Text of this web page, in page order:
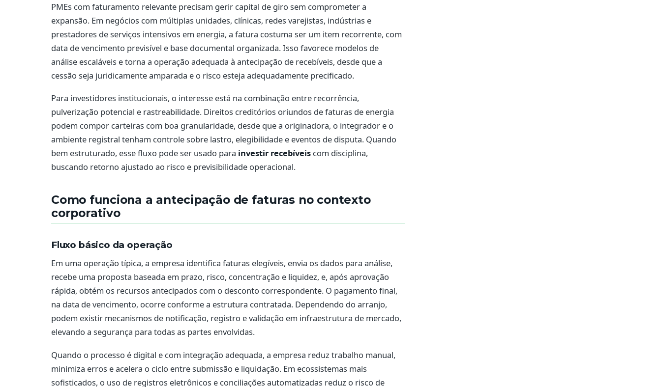
PMEs com faturamento relevante precisam gerir capital de giro sem comprometer a
expansão. Em negócios com múltiplas unidades, clínicas, redes varejistas, indústrias e
prestadores de serviços intensivos em energia, a fatura costuma ser um item recorrente, com
data de vencimento previsível e base documental organizada. Isso favorece modelos de
análise escaláveis e torna a operação adequada à antecipação de recebíveis, desde que a
cessão seja juridicamente amparada e o risco esteja adequadamente precificado.
Para investidores institucionais, o interesse está na combinação entre recorrência,
pulverização potencial e rastreabilidade. Direitos creditórios oriundos de faturas de energia
podem compor carteiras com boa granularidade, desde que a originadora, o integrador e o
ambiente registral tenham controle sobre lastro, elegibilidade e eventos de disputa. Quando
bem estruturado, esse fluxo pode ser usado para investir recebíveis com disciplina,
buscando retorno ajustado ao risco e previsibilidade operacional.
Como funciona a antecipação de faturas no contexto
corporativo
Fluxo básico da operação
Em uma operação típica, a empresa identifica faturas elegíveis, envia os dados para análise,
recebe uma proposta baseada em prazo, risco, concentração e liquidez, e, após aprovação
rápida, obtém os recursos antecipados com o desconto correspondente. O pagamento final,
na data de vencimento, ocorre conforme a estrutura contratada. Dependendo do arranjo,
podem existir mecanismos de notificação, registro e validação em infraestrutura de mercado,
elevando a segurança para todas as partes envolvidas.
Quando o processo é digital e com integração adequada, a empresa reduz trabalho manual,
minimiza erros e acelera o ciclo entre submissão e liquidação. Em ecossistemas mais
sofisticados, o uso de registros eletrônicos e conciliações automatizadas reduz o risco de